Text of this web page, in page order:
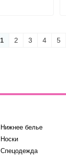
1 2 3 4 5
Нижнее белье
Носки
Спецодежда